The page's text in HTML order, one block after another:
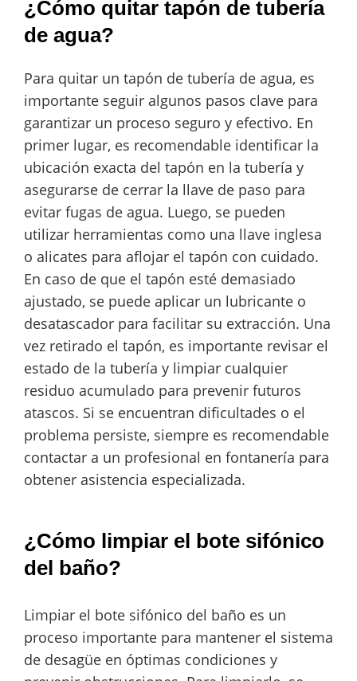
¿Cómo quitar tapón de tubería
de agua?
Para quitar un tapón de tubería de agua, es
importante seguir algunos pasos clave para
garantizar un proceso seguro y efectivo. En
primer lugar, es recomendable identificar la
ubicación exacta del tapón en la tubería y
asegurarse de cerrar la llave de paso para
evitar fugas de agua. Luego, se pueden
utilizar herramientas como una llave inglesa
o alicates para aflojar el tapón con cuidado.
En caso de que el tapón esté demasiado
ajustado, se puede aplicar un lubricante o
desatascador para facilitar su extracción. Una
vez retirado el tapón, es importante revisar el
estado de la tubería y limpiar cualquier
residuo acumulado para prevenir futuros
atascos. Si se encuentran dificultades o el
problema persiste, siempre es recomendable
contactar a un profesional en fontanería para
obtener asistencia especializada.
¿Cómo limpiar el bote sifónico
del baño?
Limpiar el bote sifónico del baño es un
proceso importante para mantener el sistema
de desagüe en óptimas condiciones y